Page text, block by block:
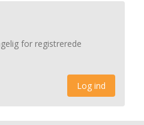
for registrerede
Log ind